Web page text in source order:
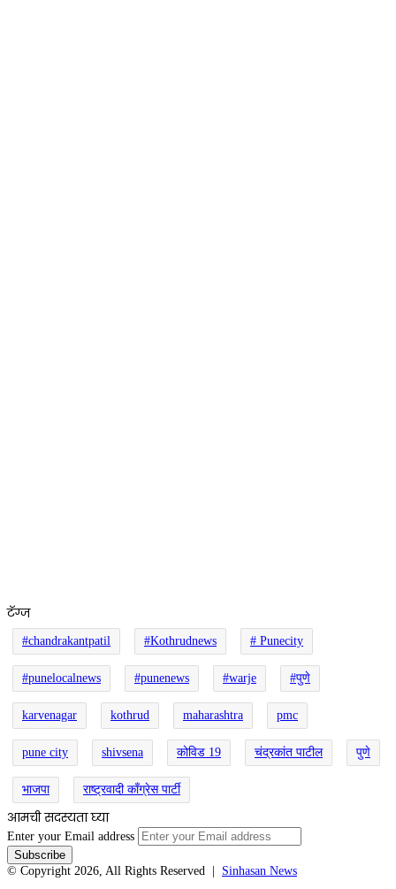
टॅग्ज
#chandrakantpatil #Kothrudnews # Punecity
#punelocalnews #punenews #warje #पुणे
karvenagar kothrud maharashtra pmc
pune city shivsena कोविड 19 चंद्रकांत पाटील पुणे
भाजपा राष्ट्रवादी काँग्रेस पार्टी
आमची सदस्यता घ्या
Enter your Email address
© Copyright 2026, All Rights Reserved | Sinhasan News